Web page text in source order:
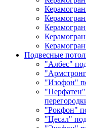
Подвесные
"Албес"
"Изофон"
"Рокфон"
"Цесал"